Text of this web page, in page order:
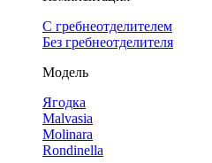
С гребнеотделителем
Без гребнеотделителя
Модель
Ягодка
Malvasia
Molinara
Rondinella